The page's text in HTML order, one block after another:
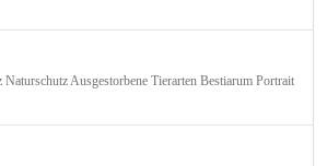
Ausgestorbene Tierarten Bestiarum Portrait